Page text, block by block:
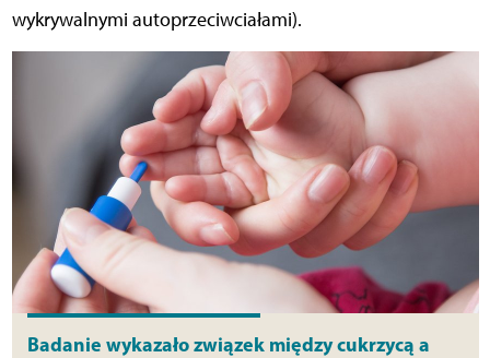
wykrywalnymi autoprzeciwciałami).
Badanie wykazało związek między cukrzycą a